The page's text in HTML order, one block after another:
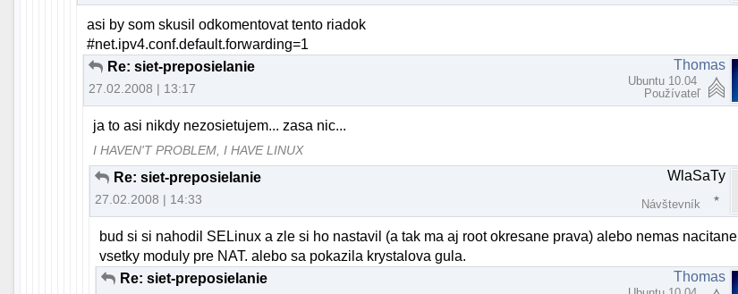
asi by som skusil odkomentovat tento riadok
#net.ipv4.conf.default.forwarding=1
Re: siet-preposielanie
27.02.2008 | 13:17
Thomas
Ubuntu 10.04
Používateľ
ja to asi nikdy nezosietujem... zasa nic...
I HAVEN'T PROBLEM, I HAVE LINUX
Re: siet-preposielanie
27.02.2008 | 14:33
WlaSaTy
Návštevník
bud si si nahodil SELinux a zle si ho nastavil (a tak ma aj root okresane prava) alebo nemas nacitane
vsetky moduly pre NAT. alebo sa pokazila krystalova gula.
Re: siet-preposielanie
Thomas